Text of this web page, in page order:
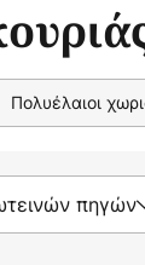
Πολυέλαιοι
πηγών